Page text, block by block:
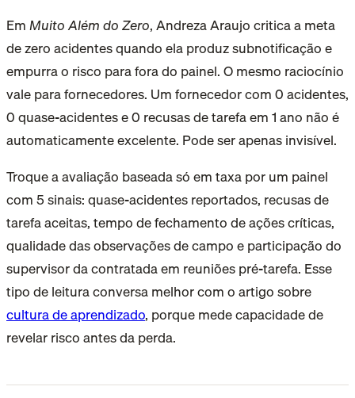
EmMuito Além do Zero, Andreza Araujo critica a meta
de zero acidentes quando ela produz subnotificação e
empurra o risco para fora do painel. O mesmo raciocínio
vale para fornecedores. Um fornecedor com 0 acidentes,
0 quase-acidentes e 0 recusas de tarefa em 1 ano não é
automaticamente excelente. Pode ser apenas invisível.
Troque a avaliação baseada só em taxa por um painel
com 5 sinais: quase-acidentes reportados, recusas de
tarefa aceitas, tempo de fechamento de ações críticas,
qualidade das observações de campo e participação do
supervisor da contratada em reuniões pré-tarefa. Esse
tipo de leitura conversa melhor com o artigo sobre
cultura de aprendizado, porque mede capacidade de
revelar risco antes da perda.